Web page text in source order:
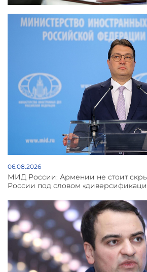
06.08.2026
МИД России: Армении не стоит
России под словом